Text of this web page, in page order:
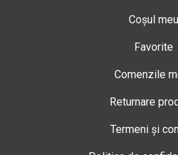
Coșul meu
Favorite
Comenzile
Returnare
Termeni și